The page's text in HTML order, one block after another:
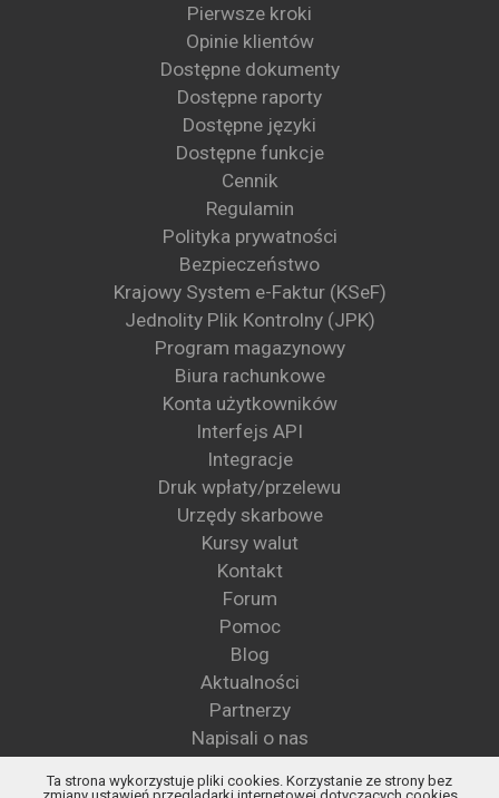
Pierwsze kroki
Opinie klientów
Dostępne dokumenty
Dostępne raporty
Dostępne języki
Dostępne funkcje
Cennik
Regulamin
Polityka prywatności
Bezpieczeństwo
Krajowy System e-Faktur (KSeF)
Jednolity Plik Kontrolny (JPK)
Program magazynowy
Biura rachunkowe
Konta użytkowników
Interfejs API
Integracje
Druk wpłaty/przelewu
Urzędy skarbowe
Kursy walut
Kontakt
Forum
Pomoc
Blog
Aktualności
Partnerzy
Napisali o nas
Blog KSeF
Ta strona wykorzystuje pliki cookies. Korzystanie ze strony bez